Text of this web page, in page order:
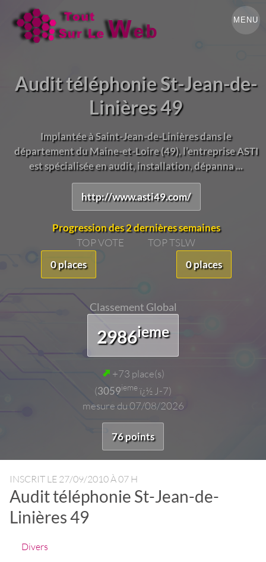
MENU
Audit téléphonie St-Jean-de-
Linières 49
Implantée à Saint-Jean-de-Linières dans le
département du Maine-et-Loire (49), l’entreprise ASTI
est spécialisée en audit, installation, dépanna ...
http://www.asti49.com/
Progression des 2 dernières semaines
TOP VOTE
0 places
TOP TSLW
0 places
Classement Global
2986ieme
+73 place(s)
(3059iemeï¿½ J-7)
mesure du 07/08/2026
76 points
INSCRIT LE 27/09/2010 À 07 H
Audit téléphonie St-Jean-de-
Linières 49
Divers